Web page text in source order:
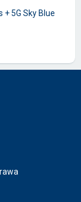
+ 5G Sky Blue